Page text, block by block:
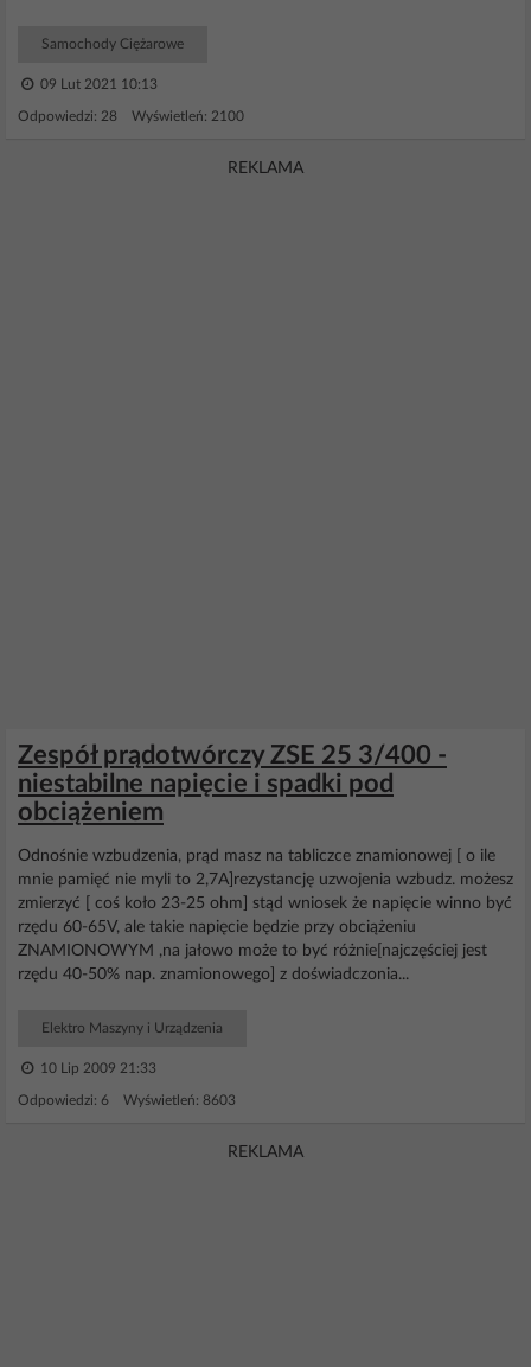
Samochody Ciężarowe
09 Lut 2021 10:13
Odpowiedzi: 28 Wyświetleń: 2100
REKLAMA
Zespół prądotwórczy ZSE 25 3/400 -
niestabilne napięcie i spadki pod
obciążeniem
Odnośnie wzbudzenia, prąd masz na tabliczce znamionowej [ o ile
mnie pamięć nie myli to 2,7A]rezystancję uzwojenia wzbudz. możesz
zmierzyć [ coś koło 23-25 ohm] stąd wniosek że napięcie winno być
rzędu 60-65V, ale takie napięcie będzie przy obciążeniu
ZNAMIONOWYM ,na jałowo może to być różnie[najczęściej jest
rzędu 40-50% nap. znamionowego] z doświadczonia...
Elektro Maszyny i Urządzenia
10 Lip 2009 21:33
Odpowiedzi: 6 Wyświetleń: 8603
REKLAMA